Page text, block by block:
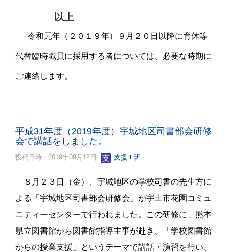
以上
令和元年（２０１９年）９月２０日以降に育休等
代替臨時職員に採用する者については、必要な時期に
ご連絡します。
平成31年度（2019年度）宇城地区司書部会研修
会で講話をしました。
投稿日時 : 2019年09月12日 支援１班
８月２３日（金）、宇城地区の学校司書の先生方に
よる「宇城地区司書部会研修会」が宇土市花園コミュ
ニティーセンターで行われました。この研修に、熊本
県立図書館から図書館指導主事が赴き、「学校図書館
からの授業支援」というテーマで講話・演習を行い、